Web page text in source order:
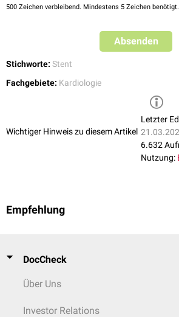
500 Zeichen verbleibend. Mindestens 5 Zeichen benötigt.
Absenden
Stichworte: Stent
Fachgebiete: Kardiologie
Wichtiger Hinweis zu diesem Artikel
Letzter
6.632
Nutzung:
Empfehlung
DocCheck
Über Uns
Investor Relations